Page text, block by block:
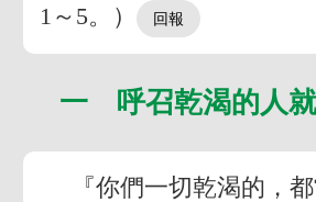
1～5。）
一 呼召乾渴的人
『你們一切乾渴的，